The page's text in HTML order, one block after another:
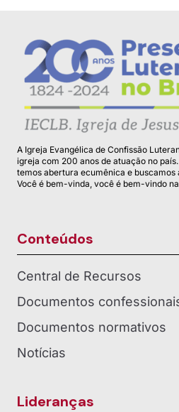
A Igreja Evangélica de Confissão
igreja com 200 anos de atuação no
temos abertura ecumênica e buscamos
Você é bem-vinda, você é bem-vindo na
Conteúdos
Central de Recursos
Documentos
Documentos normativos
Notícias
Lideranças